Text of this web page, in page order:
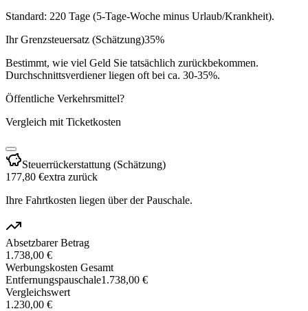
Standard: 220 Tage (5-Tage-Woche minus Urlaub/Krankheit).
Ihr Grenzsteuersatz (Schätzung)35%
Bestimmt, wie viel Geld Sie tatsächlich zurückbekommen.
Durchschnittsverdiener liegen oft bei ca. 30-35%.
Öffentliche Verkehrsmittel?
Vergleich mit Ticketkosten
Steuerrückerstattung (Schätzung)
177,80 €extra zurück
Ihre Fahrtkosten liegen über der Pauschale.
Absetzbarer Betrag
1.738,00 €
Werbungskosten Gesamt
Entfernungspauschale1.738,00 €
Vergleichswert
1.230,00 €